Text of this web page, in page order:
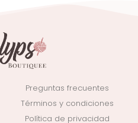
Preguntas frecuentes
Términos y condiciones
Política de privacidad